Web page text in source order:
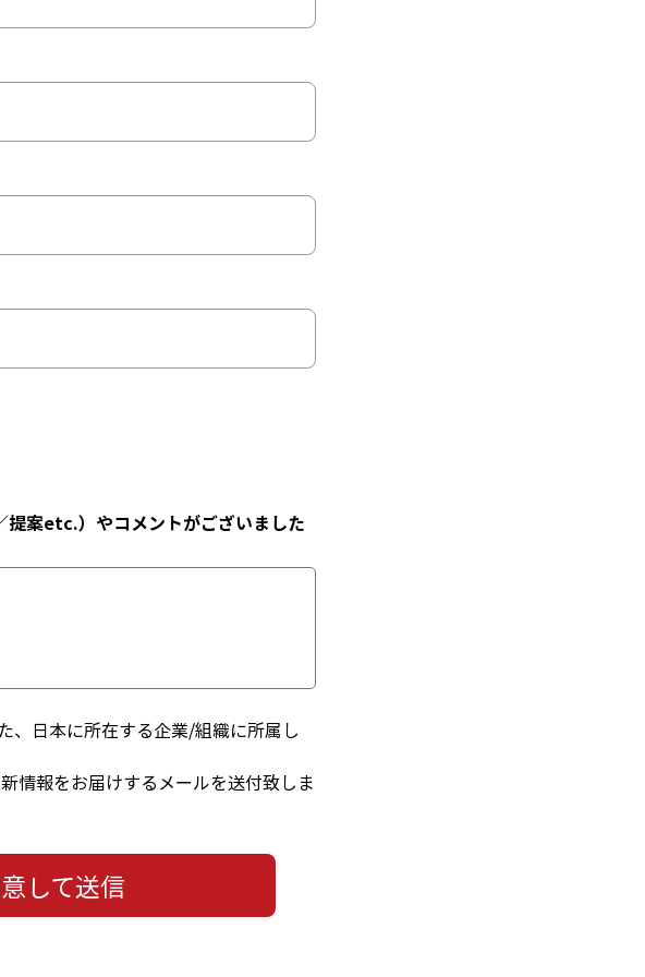
提案etc.）やコメントがございました
、日本に所在する企業/組織に所属し
情報をお届けするメールを送付致しま
して送信